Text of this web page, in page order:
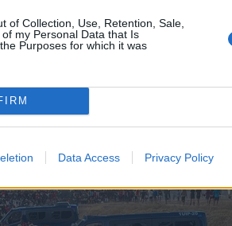
of Collection, Use, Retention, Sale,
my Personal Data that Is
Purposes for which it was
Data Access Privacy Policy